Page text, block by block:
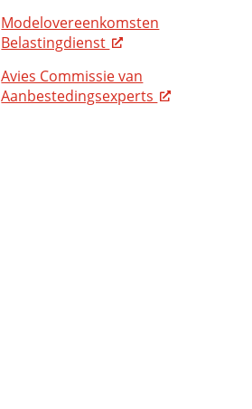
Modelovereenkomsten
Belastingdienst
Avies Commissie van
Aanbestedingsexperts